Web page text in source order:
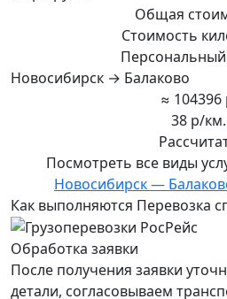
Общая
Стоимость
Персональный
Новосибирск → Балаково
≈ 104396
38 р/км.
Посмотреть все виды
Новосибирск —
Как выполняются Перевозка
Обработка заявки
После получения заявки
детали, согласовываем